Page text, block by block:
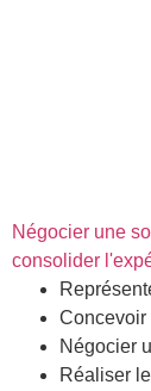
Négocier une
consolider
Concevoir
Négocier
Réaliser